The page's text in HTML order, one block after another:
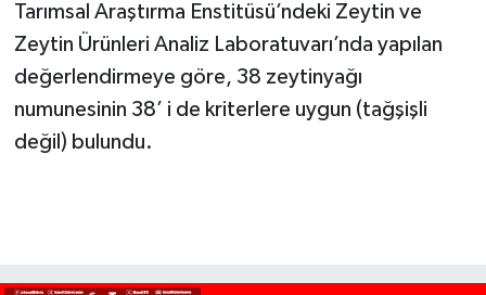
Tarımsal Araştırma Enstitüsü’ndeki Zeytin ve
Zeytin Ürünleri Analiz Laboratuvarı’nda yapılan
değerlendirmeye göre, 38 zeytinyağı
numunesinin 38’ i de kriterlere uygun (tağşişli
değil) bulundu.